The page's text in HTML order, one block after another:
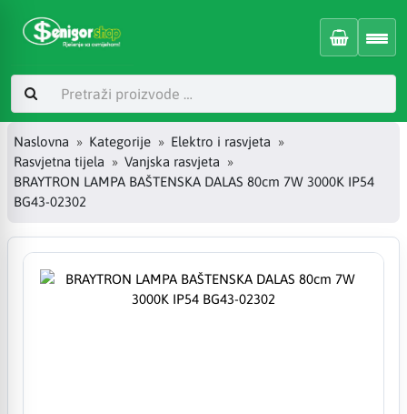
Naslovna Kategorije
Elektro i rasvjeta
Rasvjetna tijela
Vanjska rasvjeta
BRAYTRON LAMPA BAŠTENSKA DALAS 80cm 7W 3000K IP54
BG43-02302